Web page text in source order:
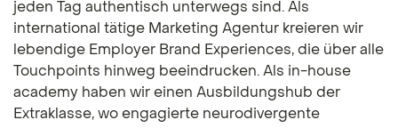
jeden Tag authentisch unterwegs sind. Als
international tätige Marketing Agentur kreieren wir
lebendige Employer Brand Experiences, die über alle
Touchpoints hinweg beeindrucken. Als in-house
academy haben wir einen Ausbildungshub der
Extraklasse, wo engagierte neurodivergente